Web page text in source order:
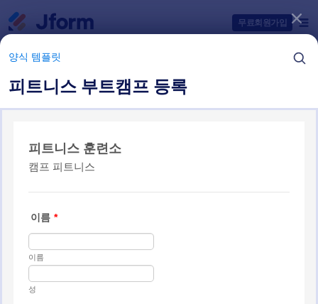
무료회원가입
양식 템플릿
피트니스 부트캠프 등록
양식 템플릿
양식 템플릿 항목들